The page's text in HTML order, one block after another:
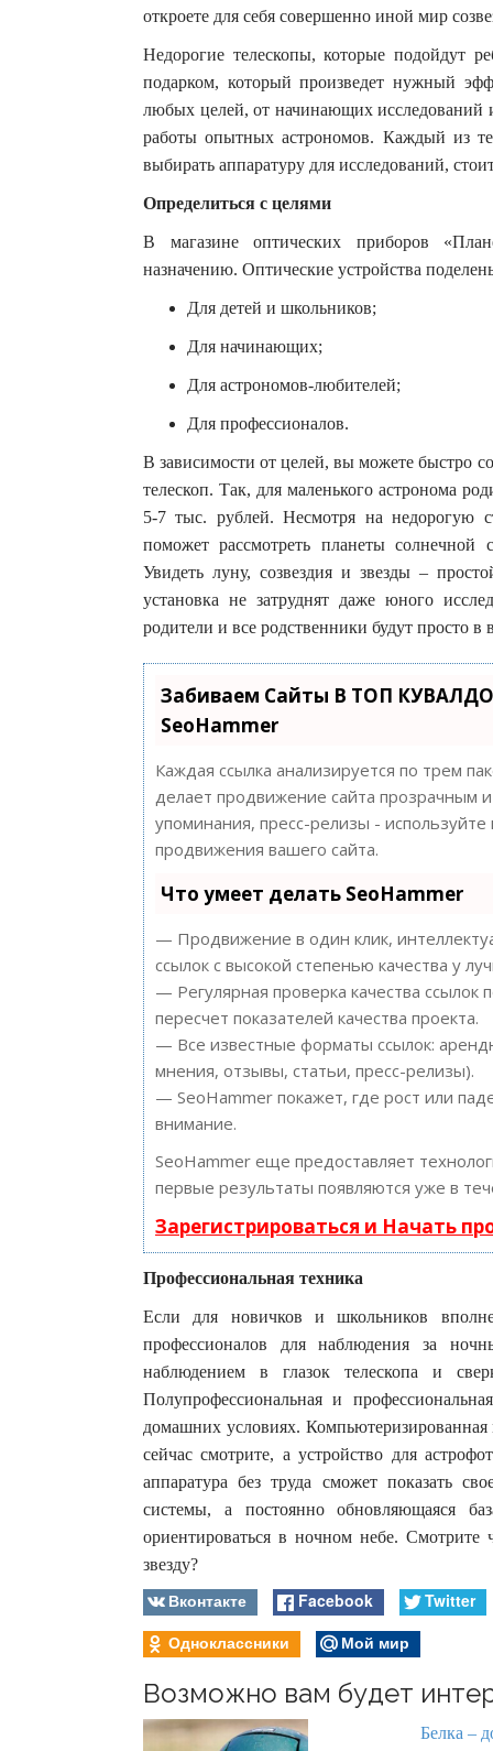
откроете для себя совершенно иной мир
Недорогие телескопы, которые подойдут
подарком, который произведет нужный
любых целей, от начинающих исследований
работы опытных астрономов. Каждый из
выбирать аппаратуру для исследований,
Определиться с целями
В магазине оптических приборов
назначению. Оптические устройства
Для детей и школьников;
Для начинающих;
Для астрономов-любителей;
Для профессионалов.
В зависимости от целей, вы можете быстро
телескоп. Так, для маленького астронома
5-7 тыс. рублей. Несмотря на недорогую
поможет рассмотреть планеты
Увидеть луну, созвездия и звезды –
установка не затруднят даже юного
родители и все родственники будут просто в
Забиваем Сайты В ТОП
SeoHammer
Каждая ссылка анализируется по трем
делает продвижение сайта прозрачным
упоминания, пресс-релизы -
продвижения вашего сайта.
Что умеет делать SeoHammer
— Продвижение в один клик,
ссылок с высокой степенью качества у
— Регулярная проверка качества
пересчет показателей качества проекта.
— Все известные форматы ссылок:
мнения, отзывы, статьи, пресс-релизы).
— SeoHammer покажет, где рост или
внимание.
SeoHammer еще предоставляет
первые результаты появляются уже в
Зарегистрироваться и Начать
Профессиональная техника
Если для новичков и школьников
профессионалов для наблюдения за
наблюдением в глазок телескопа и
Полупрофессиональная и
домашних условиях.
сейчас смотрите, а устройство для
аппаратура без труда сможет показать
системы, а постоянно обновляющаяся
ориентироваться в ночном небе. Смотрите
звезду?
Вконтакте Facebook
Twitter
Одноклассники
Мой мир
Возможно вам будет
Белка –